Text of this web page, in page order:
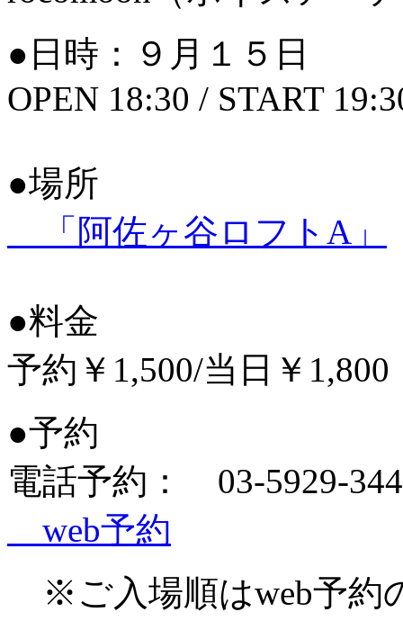
●日時：９月１５日
OPEN 18:30 / START
●場所
「阿佐ヶ谷ロフトA」
●料金
予約￥1,500/当日￥
●予約
電話予約： 03-5929-
web予約
※ご入場順はweb予約